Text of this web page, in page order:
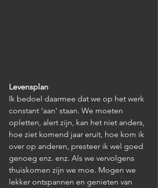
Levensplan
Ik bedoel daarmee dat we op het werk
constant 'aan' staan. We moeten
opletten, alert zijn, kan het niet anders,
hoe ziet komend jaar eruit, hoe kom ik
over op anderen, presteer ik wel goed
genoeg enz. enz. Als we vervolgens
thuiskomen zijn we moe. Mogen we
lekker ontspannen en genieten van